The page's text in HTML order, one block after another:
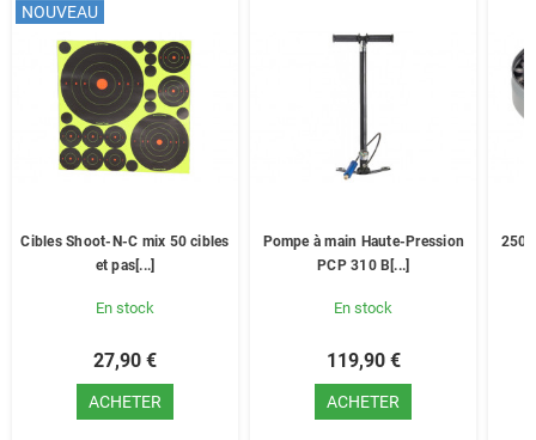
NOUVEAU
Cibles Shoot-N-C mix 50 cibles
et pas[...]
En stock
27,90 €
ACHETER
Pompe à main Haute-Pression
PCP 310 B[...]
En stock
119,90 €
ACHETER
250